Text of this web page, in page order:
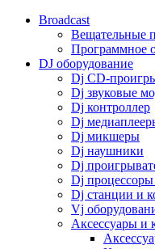
Broadcast
Вещательные
Программное
DJ оборудование
Dj CD-
Dj звуковые
Dj контроллер
Dj
Dj микшеры
Dj наушники
Dj
Dj
Dj станции и
Vj
Аксессуары и